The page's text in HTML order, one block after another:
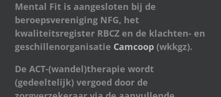
Mental Fit is aangesloten bij de
beroepsvereniging NFG, het
kwaliteitsregister RBCZ en de klachten- en
geschillenorganisatie Camcoop (wkkgz).
De ACT-(wandel)therapie wordt
(gedeeltelijk) vergoed door de